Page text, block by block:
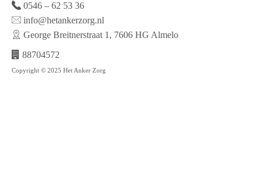
0546 – 62 53 36
info@hetankerzorg.nl
George Breitnerstraat 1, 7606 HG Almelo
88704572
Copyright © 2025 Het Anker Zorg